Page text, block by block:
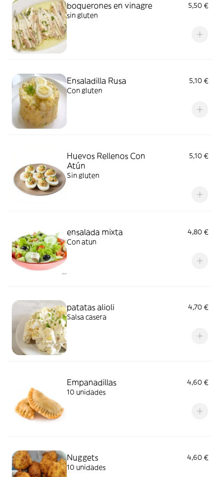
boquerones en vinagre
5,50 €
sin gluten
Ensaladilla Rusa
5,10 €
Con gluten
Huevos Rellenos Con
Atún
5,10 €
Sin gluten
ensalada mixta
4,80 €
Con atun
patatas alioli
4,70 €
Salsa casera
Empanadillas
4,60 €
10 unidades
Nuggets
4,60 €
10 unidades